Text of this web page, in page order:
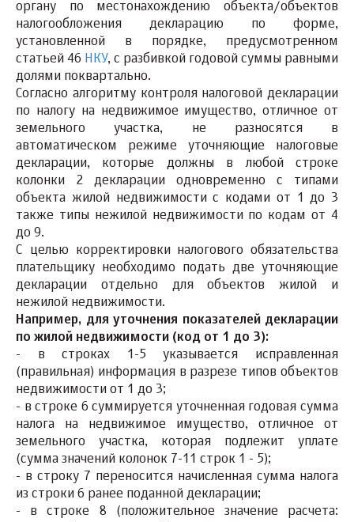
органу по местонахождению объекта/объектов
налогообложения декларацию по форме,
установленной в порядке, предусмотренном
статьей 46 НКУ, с разбивкой годовой суммы равными
долями поквартально.
Согласно алгоритму контроля налоговой декларации
по налогу на недвижимое имущество, отличное от
земельного участка, не разносятся в
автоматическом режиме уточняющие налоговые
декларации, которые должны в любой строке
колонки 2 декларации одновременно с типами
объекта жилой недвижимости с кодами от 1 до 3
также типы нежилой недвижимости по кодам от 4
до 9.
С целью корректировки налогового обязательства
плательщику необходимо подать две уточняющие
декларации отдельно для объектов жилой и
нежилой недвижимости.
Например, для уточнения показателей декларации
по жилой недвижимости (код от 1 до 3):
- в строках 1-5 указывается исправленная
(правильная) информация в разрезе типов объектов
недвижимости от 1 до 3;
- в строке 6 суммируется уточненная годовая сумма
налога на недвижимое имущество, отличное от
земельного участка, которая подлежит уплате
(сумма значений колонок 7-11 строк 1 - 5);
- в строку 7 переносится начисленная сумма налога
из строки 6 ранее поданной декларации;
- в строке 8 (положительное значение расчета: